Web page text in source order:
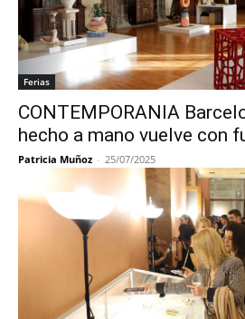
Ferias
CONTEMPORANIA
hecho a mano vuelve con
Patricia Muñoz - 25/07/2025